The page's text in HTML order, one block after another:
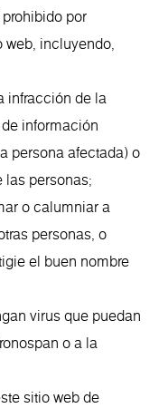
por
incluyendo,
infracción de la
información
persona afectada) o
las personas;
o calumniar a
personas, o
el buen nombre
virus que puedan
o a la
sitio web de